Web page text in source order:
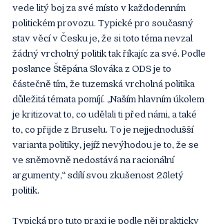
vede litý boj za své místo v každodenním
politickém provozu. Typické pro současný
stav věcí v Česku je, že si toto téma nevzal
žádný vrcholný politik tak říkajíc za své. Podle
poslance Štěpána Slováka z ODS je to
částečně tím, že tuzemská vrcholná politika
důležitá témata pomíjí. „Naším hlavním úkolem
je kritizovat to, co udělali ti před námi, a také
to, co přijde z Bruselu. To je nejjednodušší
varianta politiky, jejíž nevýhodou je to, že se
ve sněmovně nedostává na racionální
argumenty,“ sdílí svou zkušenost 28letý
politik.
Typická pro tuto praxi je podle něj prakticky